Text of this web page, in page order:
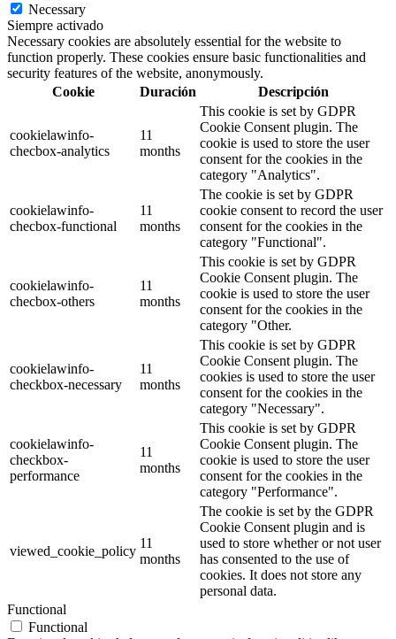
Necessary
Siempre activado
Necessary cookies are absolutely essential for the website to
function properly. These cookies ensure basic functionalities and
security features of the website, anonymously.
Cookie
Duración Descripción
cookielawinfo-
checbox-analytics
11
months
This cookie is set by GDPR
Cookie Consent plugin. The
cookie is used to store the user
consent for the cookies in the
category "Analytics".
cookielawinfo-
checbox-functional
11
months
The cookie is set by GDPR
cookie consent to record the user
consent for the cookies in the
category "Functional".
cookielawinfo-
checbox-others
11
months
This cookie is set by GDPR
Cookie Consent plugin. The
cookie is used to store the user
consent for the cookies in the
category "Other.
cookielawinfo-
checkbox-necessary
11
months
This cookie is set by GDPR
Cookie Consent plugin. The
cookies is used to store the user
consent for the cookies in the
category "Necessary".
cookielawinfo-
checkbox-
performance
11
months
This cookie is set by GDPR
Cookie Consent plugin. The
cookie is used to store the user
consent for the cookies in the
category "Performance".
viewed_cookie_policy
11
months
The cookie is set by the GDPR
Cookie Consent plugin and is
used to store whether or not user
has consented to the use of
cookies. It does not store any
personal data.
Functional
Functional